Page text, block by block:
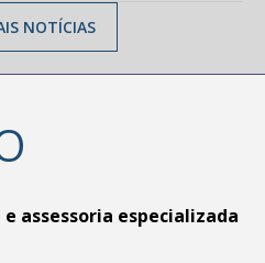
NOTÍCIAS
e assessoria especializada